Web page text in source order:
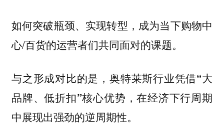
如何突破瓶颈、实现转型，成为当下购物中
心/百货的运营者们共同面对的课题。
与之形成对比的是，奥特莱斯行业凭借“大
品牌、低折扣”核心优势，在经济下行周期
中展现出强劲的逆周期性。